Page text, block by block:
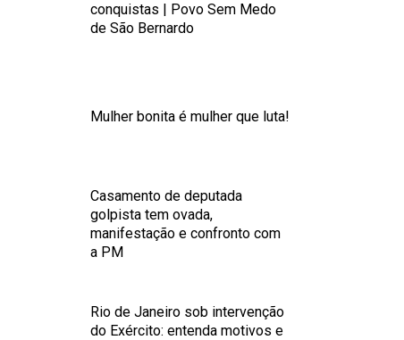
conquistas | Povo Sem Medo
de São Bernardo
Mulher bonita é mulher que luta!
Casamento de deputada
golpista tem ovada,
manifestação e confronto com
a PM
Rio de Janeiro sob intervenção
do Exército: entenda motivos e